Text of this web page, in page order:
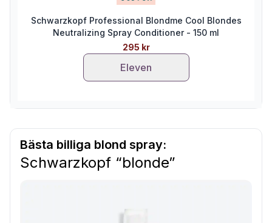
Schwarzkopf Professional Blondme Cool Blondes
Neutralizing Spray Conditioner - 150 ml
295 kr
Eleven
Bästa billiga blond spray:
Schwarzkopf “blonde”